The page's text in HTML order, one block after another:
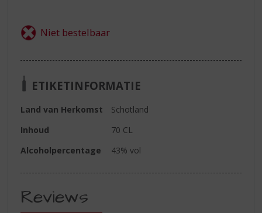
ETIKETINFORMATIE
Land van Herkomst
Schotland
Inhoud
70 CL
Alcoholpercentage
43% vol
Reviews